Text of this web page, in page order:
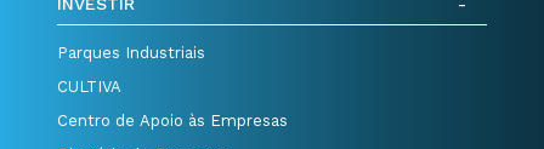
Parques Industriais
CULTIVA
Centro de Apoio às Empresas